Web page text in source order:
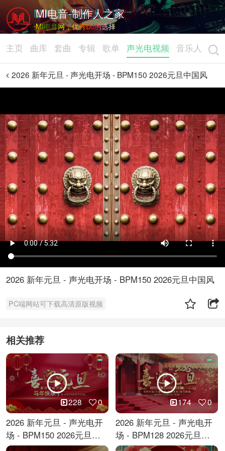
MI电音-制作人之家
MI电音网，优秀DJ的选择
主页 曲库 套曲 专辑 歌单 声光电视频 音乐人
2026 新年元旦 - 声光电开场 - BPM150 2026元旦中国风
2026 新年元旦 - 声光电开场 - BPM150 2026元旦中国风
PC端网站可下载高清原版视频
相关推荐
228 0
2026 新年元旦 - 声光电开
场 - BPM150 2026元旦跨
年倒计时
174 0
2026 新年元旦 - 声光电开
场 - BPM128 2026元旦马
年